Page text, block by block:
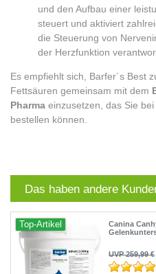
und den Aufbau einer
steuert und aktiviert
die Steuerung von
der Herzfunktion
Es empfiehlt sich, Barfer´s Best
Fettsäuren gemeinsam mit dem
Pharma einzusetzen, das Sie
bestellen können.
Das haben andere
Top-Artikel
Canina
UVP 259,99 €